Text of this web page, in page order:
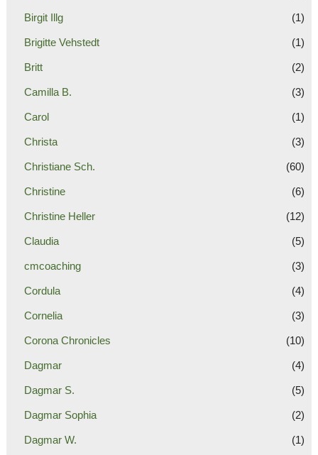
Birgit Illg (1)
Brigitte Vehstedt (1)
Britt (2)
Camilla B. (3)
Carol (1)
Christa (3)
Christiane Sch. (60)
Christine (6)
Christine Heller (12)
Claudia (5)
cmcoaching (3)
Cordula (4)
Cornelia (3)
Corona Chronicles (10)
Dagmar (4)
Dagmar S. (5)
Dagmar Sophia (2)
Dagmar W. (1)